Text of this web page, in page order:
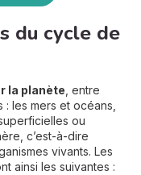
du cycle de
la planète, entre
: les mers et océans,
ou
c’est-à-dire
vivants. Les
ainsi les suivantes :